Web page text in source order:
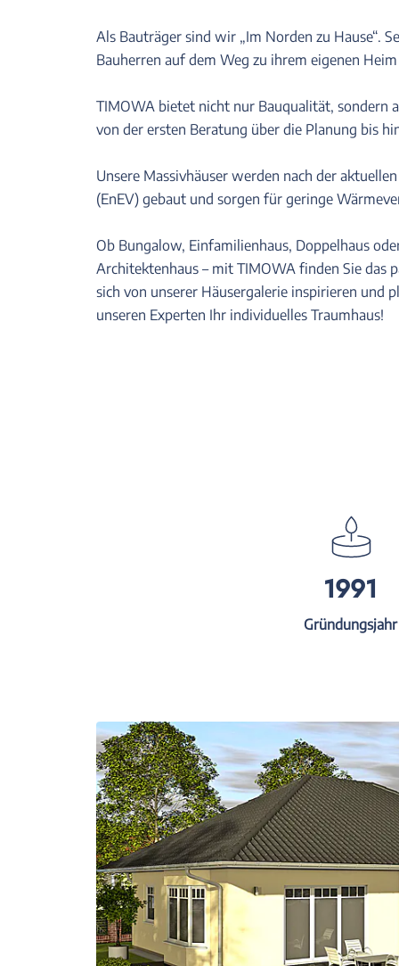
Als Bauträger sind wir „Im Norden zu Hause“.
Bauherren auf dem Weg zu ihrem eigenen
TIMOWA bietet nicht nur Bauqualität, sondern
von der ersten Beratung über die Planung bis
Unsere Massivhäuser werden nach der
(EnEV) gebaut und sorgen für geringe
Ob Bungalow, Einfamilienhaus, Doppelhaus
Architektenhaus – mit TIMOWA finden Sie das
sich von unserer Häusergalerie inspirieren und
unseren Experten Ihr individuelles Traumhaus!
1991
Gründungsjahr